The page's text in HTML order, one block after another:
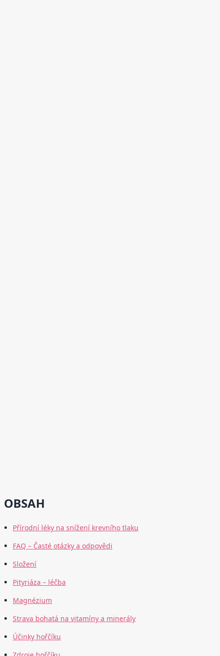
OBSAH
Přírodní léky na snížení krevního tlaku
FAQ – Časté otázky a odpovědi
Složení
Pityriáza – léčba
Magnézium
Strava bohatá na vitamíny a minerály
Účinky hořčíku